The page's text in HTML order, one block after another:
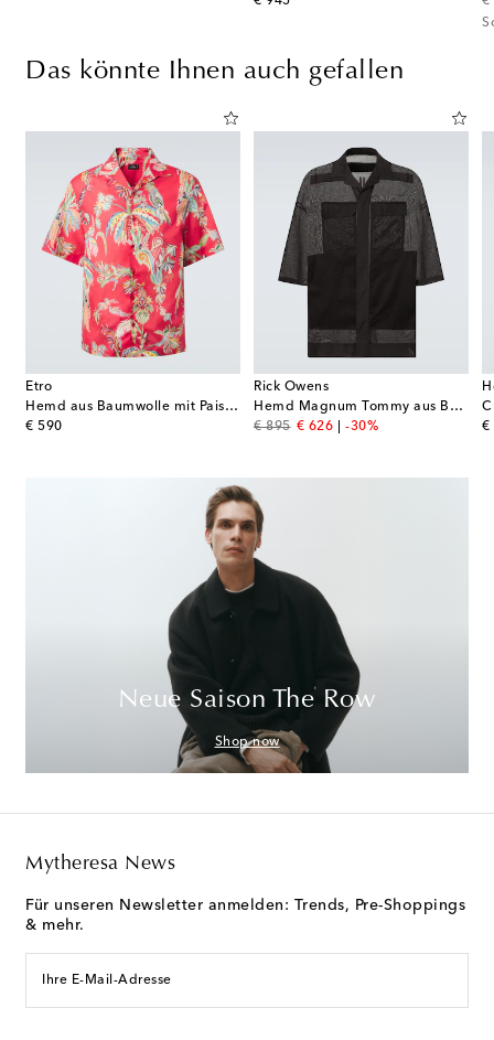
Das könnte Ihnen auch gefallen
Etro
Hemd aus Baumwolle mit Paisley-Muster
€ 590
original price
Rick Owens
Hemd Magnum Tommy aus Baumwolle
€ 895
original price
€ 626
discount price
-30%
€
Neue Saison The Row
Shop now
Mytheresa News
Für unseren Newsletter anmelden: Trends, Pre-Shoppings
& mehr.
Ihre E-Mail-Adresse